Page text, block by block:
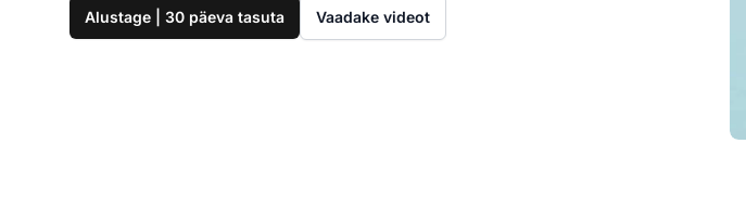
Alustage | 30 päeva tasuta Vaadake videot